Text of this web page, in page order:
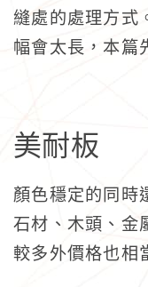
縫處的處理方式
幅會太長，本篇
美耐板
顏色穩定的同時
石材、木頭、金
較多外價格也相